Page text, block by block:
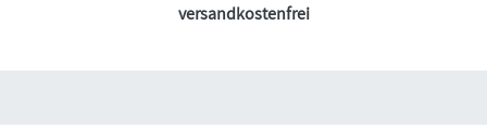
versandkostenfrei